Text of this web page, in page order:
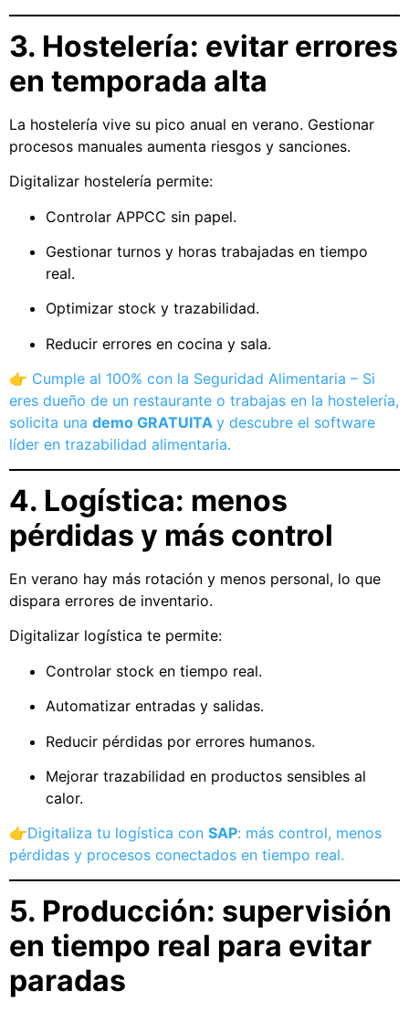
3. Hostelería: evitar errores
en temporada alta
La hostelería vive su pico anual en verano. Gestionar
procesos manuales aumenta riesgos y sanciones.
Digitalizar hostelería permite:
Controlar APPCC sin papel.
Gestionar turnos y horas trabajadas en tiempo
real.
Optimizar stock y trazabilidad.
Reducir errores en cocina y sala.
👉 Cumple al 100% con la Seguridad Alimentaria – Si
eres dueño de un restaurante o trabajas en la hostelería,
solicita una demo GRATUITA y descubre el software
líder en trazabilidad alimentaria.
4. Logística: menos
pérdidas y más control
En verano hay más rotación y menos personal, lo que
dispara errores de inventario.
Digitalizar logística te permite:
Controlar stock en tiempo real.
Automatizar entradas y salidas.
Reducir pérdidas por errores humanos.
Mejorar trazabilidad en productos sensibles al
calor.
👉Digitaliza tu logística con SAP: más control, menos
pérdidas y procesos conectados en tiempo real.
5. Producción: supervisión
en tiempo real para evitar
paradas